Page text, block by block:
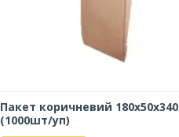
Пакет коричневий 180х50х340
(1000шт/уп)